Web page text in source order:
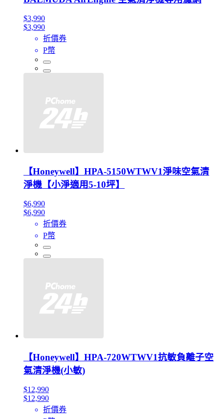
$3,990
$3,990
折價券
P幣
【Honeywell】HPA-5150WTWV1淨味空氣清
淨機【小淨適用5-10坪】
$6,990
$6,990
折價券
P幣
【Honeywell】HPA-720WTWV1抗敏負離子空
氣清淨機(小敏)
$12,990
$12,990
折價券